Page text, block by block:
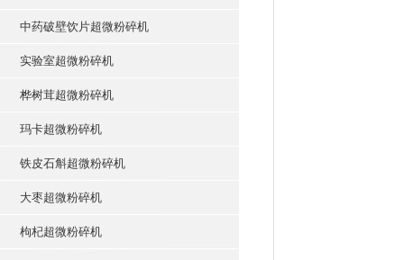
中药破壁饮片超微粉碎机
实验室超微粉碎机
桦树茸超微粉碎机
玛卡超微粉碎机
铁皮石斛超微粉碎机
大枣超微粉碎机
枸杞超微粉碎机